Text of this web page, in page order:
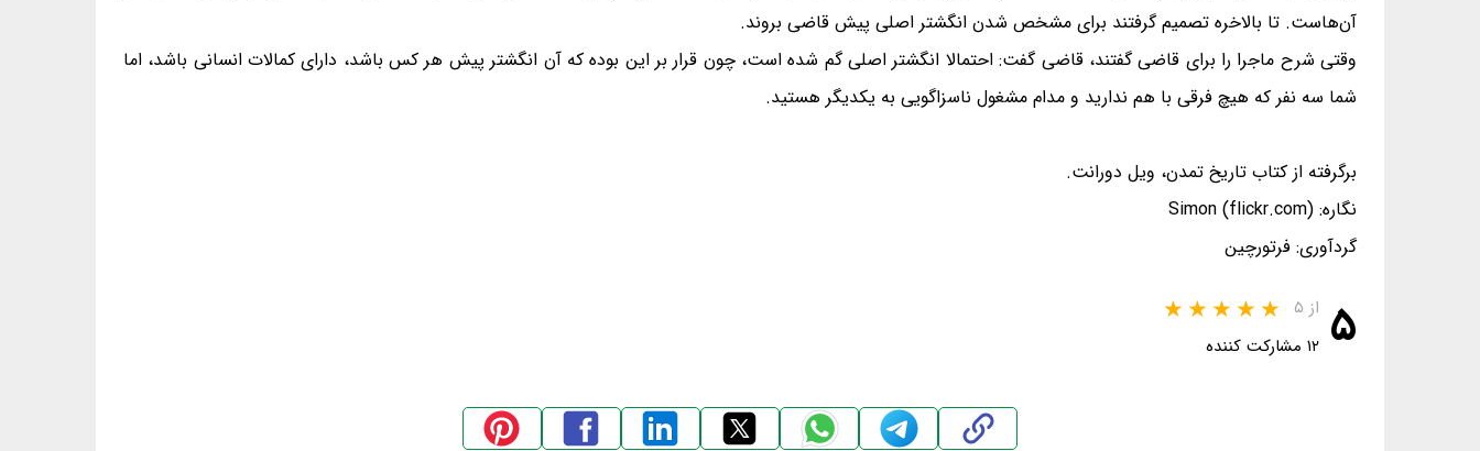
آن‌هاست. تا بالاخره تصمیم گرفتند برای مشخص شدن انگشتر اصلی پیش قاضی بروند.
وقتی شرح ماجرا را برای قاضی گفتند، قاضی گفت: احتمالا انگشتر اصلی گم شده‌ است، چون قرار بر این بوده که آن انگشتر پیش هر کس باشد، دارای کمالات انسانی باشد، اما
شما سه نفر که هیچ فرقی با هم ندارید و مدام مشغول ناسزاگویی به یکدیگر هستید.
برگرفته از کتاب تاریخ تمدن، ویل دورانت.
نگاره: Simon (flickr.com)
گردآوری: فرتورچین
۵ از ۵
۱۲ مشارکت کننده